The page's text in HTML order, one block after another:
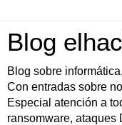
Blog
Blog sobre
Con entradas sobre
Especial atención a
ransomware, ataques